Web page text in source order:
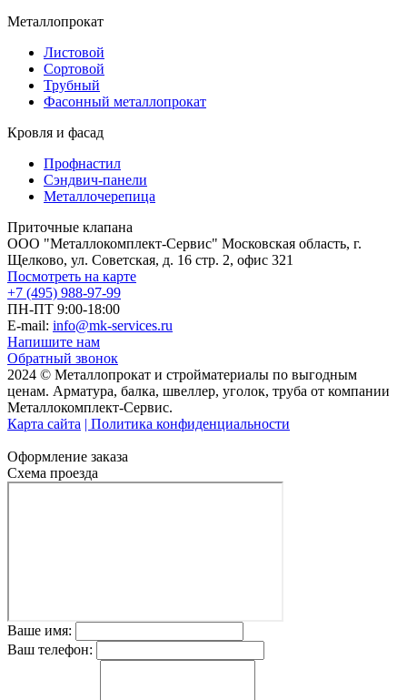
Металлопрокат
Листовой
Сортовой
Трубный
Фасонный металлопрокат
Кровля и фасад
Профнастил
Сэндвич-панели
Металлочерепица
Приточные клапана
ООО "Металлокомплект-Сервис" Московская область, г.
Щелково, ул. Советская, д. 16 стр. 2, офис 321
Посмотреть на карте
+7 (495) 988-97-99
ПН-ПТ 9:00-18:00
E-mail: info@mk-services.ru
Напишите нам
Обратный звонок
2024 © Металлопрокат и стройматериалы по выгодным
ценам. Арматура, балка, швеллер, уголок, труба от компании
Металлокомплект-Сервис.
Карта сайта | Политика конфиденциальности
Оформление заказа
Схема проезда
Ваше имя:
Ваш телефон: